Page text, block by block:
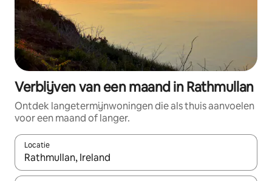
Verblijven van een maand in Rathmullan
Ontdek langetermijnwoningen die als thuis aanvoelen
voor een maand of langer.
Locatie
Wanneer er resultaten beschikbaar zijn, maak je een keuze